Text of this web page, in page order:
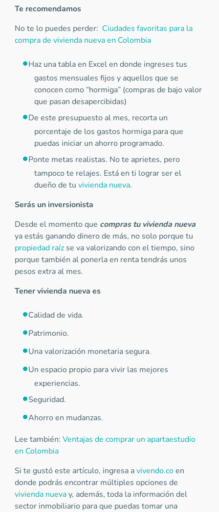
Te recomendamos
No te lo puedes perder: Ciudades favoritas para la
compra de vivienda nueva en Colombia
Haz una tabla en Excel en donde ingreses tus
gastos mensuales fijos y aquellos que se
conocen como “hormiga” (compras de bajo valor
que pasan desapercibidas)
De este presupuesto al mes, recorta un
porcentaje de los gastos hormiga para que
puedas iniciar un ahorro programado.
Ponte metas realistas. No te aprietes, pero
tampoco te relajes. Está en ti lograr ser el
dueño de tu vivienda nueva.
Serás un inversionista
Desde el momento que compras tu vivienda nueva
ya estás ganando dinero de más, no solo porque tu
propiedad raíz se va valorizando con el tiempo, sino
porque también al ponerla en renta tendrás unos
pesos extra al mes.
Tener vivienda nueva es
Calidad de vida.
Patrimonio.
Una valorización monetaria segura.
Un espacio propio para vivir las mejores
experiencias.
Seguridad.
Ahorro en mudanzas.
Lee también: Ventajas de comprar un apartaestudio
en Colombia
Si te gustó este artículo, ingresa avivendo.coen
donde podrás encontrar múltiples opciones de
vivienda nuevay, además, toda la información del
sector inmobiliario para que puedas tomar una